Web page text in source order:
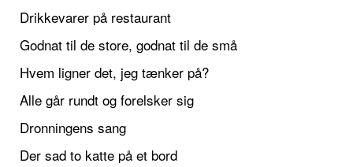
Drikkevarer på restaurant
Godnat til de store, godnat til de små
Hvem ligner det, jeg tænker på?
Alle går rundt og forelsker sig
Dronningens sang
Der sad to katte på et bord